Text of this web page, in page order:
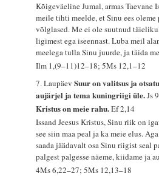
Kõigeväeline Jumal, armas Taevane
meile tihti meelde, et Sinu ees
võlglased. Me ei ole suutnud
ligimest ega iseennast. Luba meil
meelega tulla Sinu juurde, ja täida
Ilm 1,(9–11)12–18; 5Ms 12,1–12
7. LaupäevSuur on valitsus ja
aujärjel ja tema kuningriigi üle.Js
Kristus on meie rahu.Ef 2,14
Issand Jeesus Kristus, Sinu riik on
see siin maa peal ja ka meie elus.
saada jäädavalt osa Sinu riigist seal
palgest palgesse näeme, kiidame ja
4Ms 6,22–27; 5Ms 12,13–18